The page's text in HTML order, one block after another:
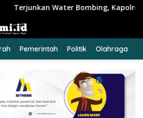
Kapolres Pelalawan Pimpin
Pemerintah Politik Olahraga